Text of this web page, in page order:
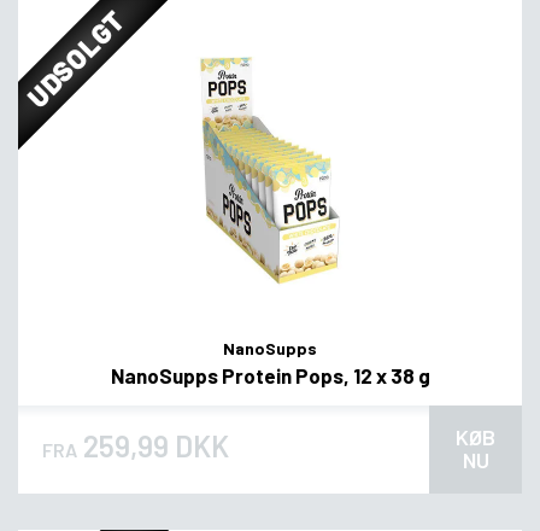
UDSOLGT
NanoSupps
NanoSupps Protein Pops, 12 x 38 g
FRA 259,99 DKK
KØB
NU